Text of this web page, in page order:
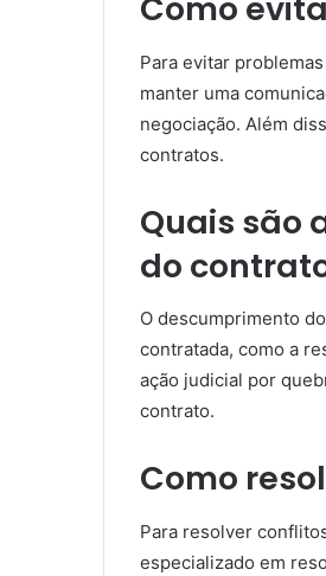
Como
Para evitar
manter uma
negociação. Além
contratos.
Quais são
do
O descumprimento
contratada, como a
ação judicial por
contrato.
Como
Para resolver
especializado em